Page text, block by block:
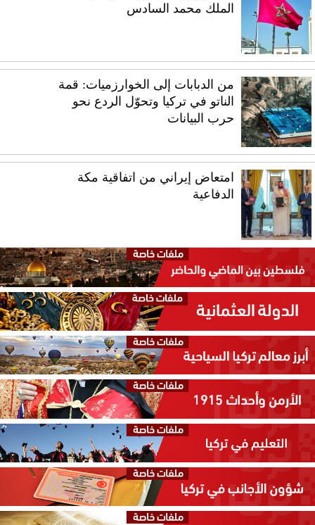
الملك محمد السادس
من الدبابات إلى الخوارزميات: قمة
الناتو في تركيا وتحوّل الردع نحو
حرب البيانات
امتعاض إيراني من اتفاقية مكة
الدفاعية